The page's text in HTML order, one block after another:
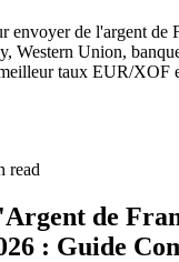
envoyer de l'argent de
Western Union,
taux EUR/XOF
read
de
: Guide